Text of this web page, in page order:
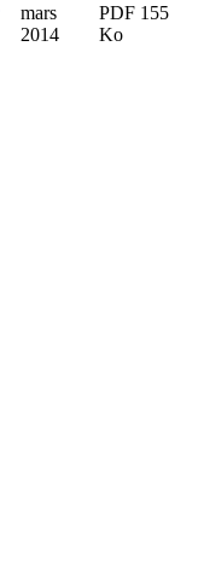
mars
2014
PDF 155
Ko